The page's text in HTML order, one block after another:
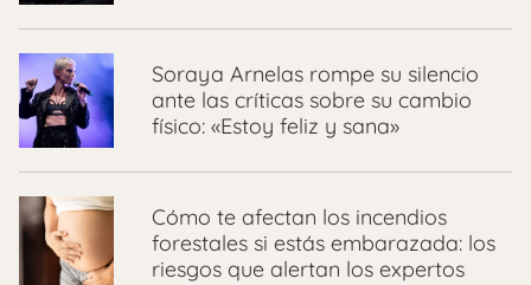
Soraya Arnelas rompe su silencio
ante las críticas sobre su cambio
físico: «Estoy feliz y sana»
Cómo te afectan los incendios
forestales si estás embarazada: los
riesgos que alertan los expertos